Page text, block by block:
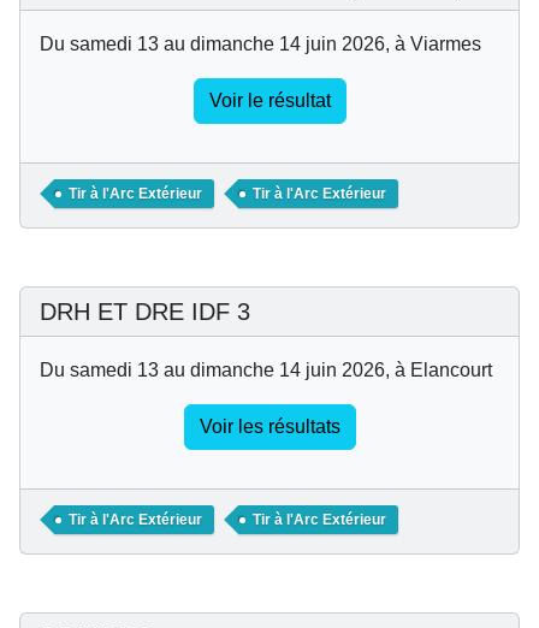
Du samedi 13 au dimanche 14 juin 2026, à Viarmes
Voir le résultat
Tir à l'Arc Extérieur Tir à l'Arc Extérieur
DRH ET DRE IDF 3
Du samedi 13 au dimanche 14 juin 2026, à Elancourt
Voir les résultats
Tir à l'Arc Extérieur Tir à l'Arc Extérieur